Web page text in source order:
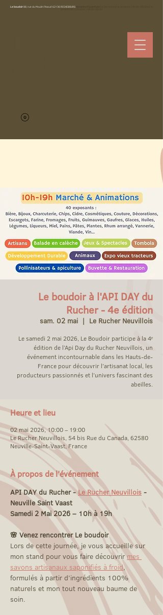
Le boudoir88, rue du Moulin l'Avoué 62136 RICHEBOURG
Le boudoir à l'API DAY du
Rucher - 4e édition
sam. 02 mai
  |
Le Rucher Neuvillois
Le samedi 2 mai 2026, Le Boudoir participe à la 4ᵉ
édition de l’Api Day du Rucher Neuvillois, un
événement incontournable dans les Hauts-de-
France pour découvrir l’artisanat local, les
producteurs passionnés et l’univers fascinant des
abeilles.
Heure et lieu
02 mai 2026, 10:00 – 19:00
Le Rucher Neuvillois, 54 bis Rue du Canada, 62580
Neuville-Saint-Vaast, France
À propos de l'événement
API DAY du Rucher - Le Rucher Neuvillois -
Neuville Saint Vaast
Samedi 2 Mai 2026 – 10h à 19h
🌸 Venez rencontrer Le boudoir
Lors de cette journée, je vous accueille sur
mon stand pour vous faire découvrir mes
savons artisanaux saponifiés à froid,
formulés à partir d’ingrédients 100%
naturels et mon tout nouveau baume de
soin.